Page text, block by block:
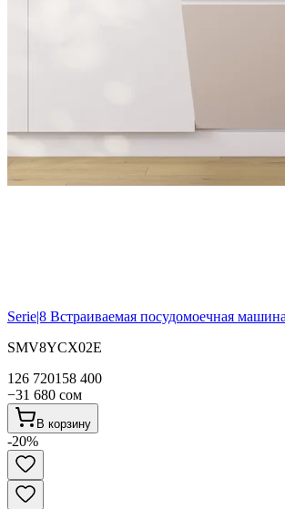
Serie|8 Встраиваемая посудомоечная
SMV8YCX02E
126 720158 400
−31 680 сом
В корзину
-20%